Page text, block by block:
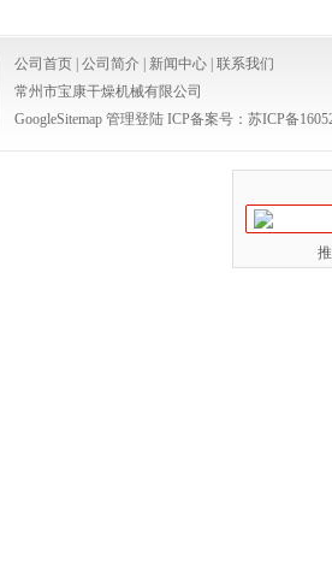
公司首页 公司简介 新闻中心 联系我们
常州市宝康干燥机械有限公司
GoogleSitemap 管理登陆 ICP备案号： 苏ICP备